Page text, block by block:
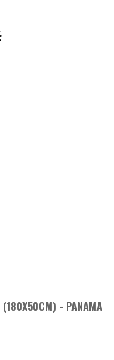
(180X50CM) - PANAMA